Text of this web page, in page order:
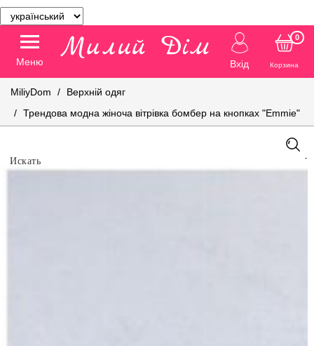
Меню Вхід Корзина
0
MiliyDom
Верхній одяг
Трендова модна жіноча вітрівка бомбер на кнопках "Emmie"